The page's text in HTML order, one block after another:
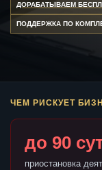
ДОРАБАТЫВАЕМ
ПОДДЕРЖКА ПО
ЧЕМ РИСКУЕТ
до 90
приостановка